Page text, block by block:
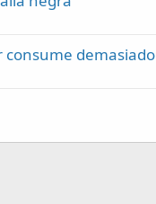
consume demasiado